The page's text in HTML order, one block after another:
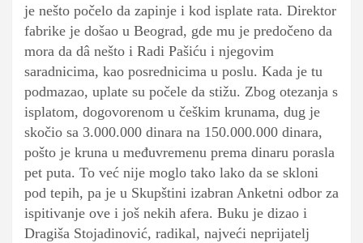
je nešto počelo da zapinje i kod isplate rata. Direktor
fabrike je došao u Beograd, gde mu je predočeno da
mora da dâ nešto i Radi Pašiću i njegovim
saradnicima, kao posrednicima u poslu. Kada je tu
podmazao, uplate su počele da stižu. Zbog otezanja s
isplatom, dogovorenom u češkim krunama, dug je
skočio sa 3.000.000 dinara na 150.000.000 dinara,
pošto je kruna u međuvremenu prema dinaru porasla
pet puta. To već nije moglo tako lako da se skloni
pod tepih, pa je u Skupštini izabran Anketni odbor za
ispitivanje ove i još nekih afera. Buku je dizao i
Dragiša Stojadinović, radikal, najveći neprijatelj